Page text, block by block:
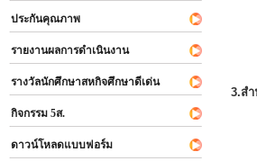
ประกันคุณภาพ
รายงานผลการดำเนินงาน
รางวัลนักศึกษาสหกิจศึกษาดีเด่น
กิจกรรม 5ส.
ดาวน์โหลดแบบฟอร์ม
3.ส